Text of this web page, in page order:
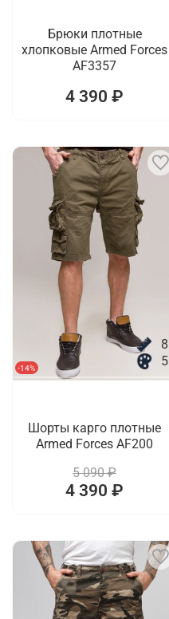
Брюки плотные
хлопковые Armed Forces
AF3357
4 390 ₽
-14%
8
5
Шорты карго плотные
Armed Forces AF200
5 090 ₽
4 390 ₽